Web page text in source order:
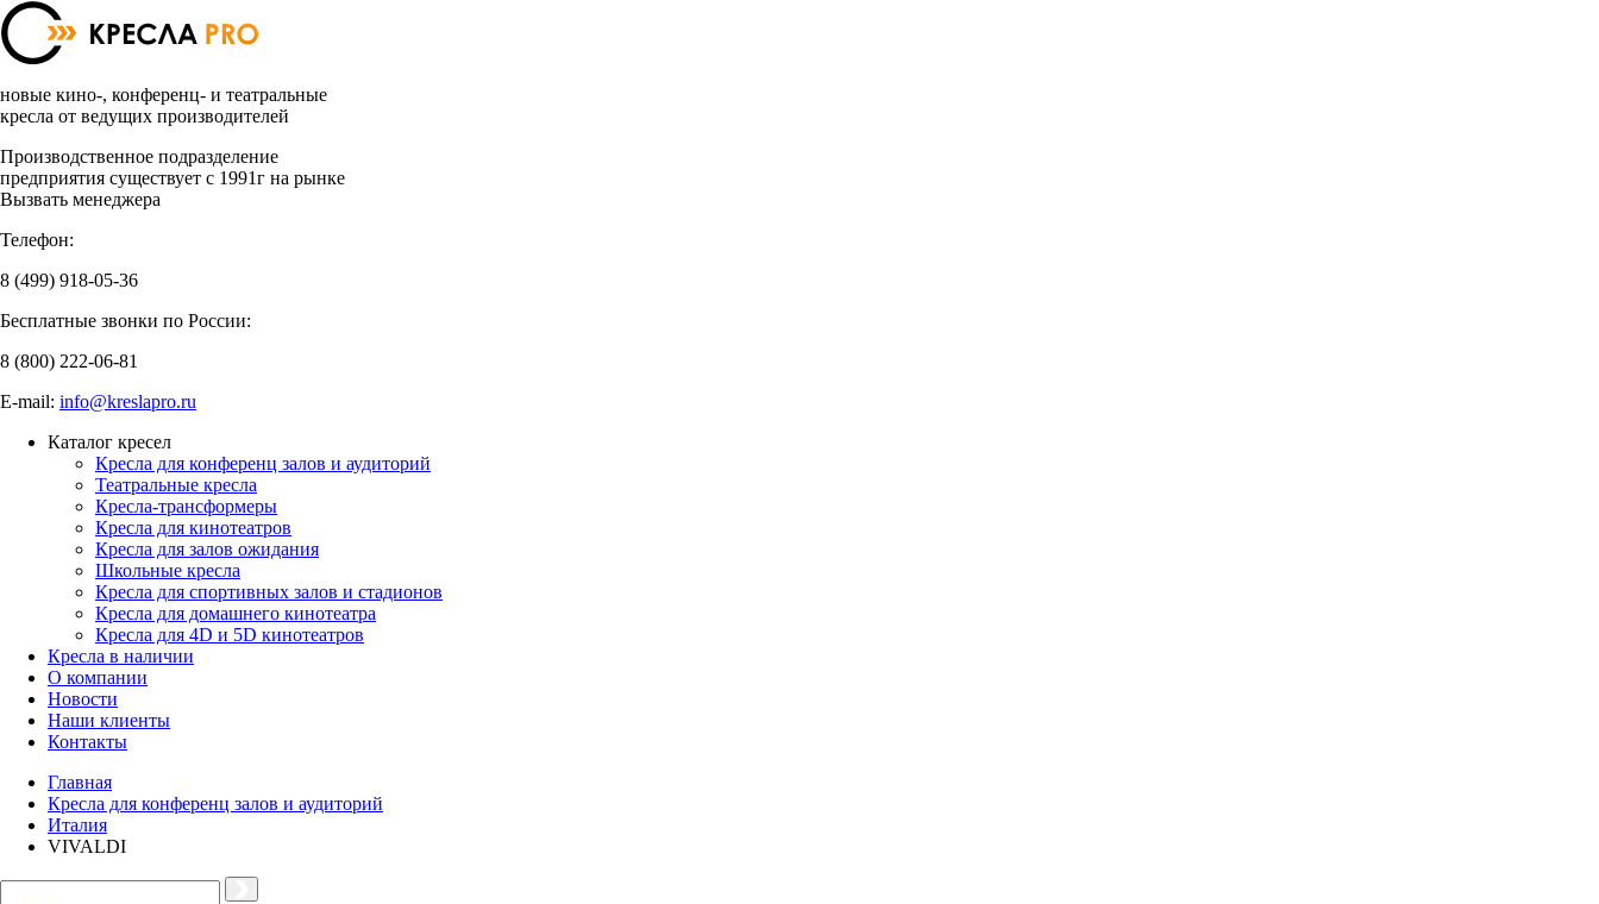
новые кино-, конференц- и театральные
кресла от ведущих производителей
Производственное подразделение
предприятия существует с 1991г на рынке
Вызвать менеджера
Телефон:
8 (499) 918-05-36
Бесплатные звонки по России:
8 (800) 222-06-81
E-mail: info@kreslapro.ru
Каталог кресел
Кресла для конференц залов и аудиторий
Театральные кресла
Кресла-трансформеры
Кресла для кинотеатров
Кресла для залов ожидания
Школьные кресла
Кресла для спортивных залов и стадионов
Кресла для домашнего кинотеатра
Кресла для 4D и 5D кинотеатров
Кресла в наличии
О компании
Новости
Наши клиенты
Контакты
Главная
Кресла для конференц залов и аудиторий
Италия
VIVALDI